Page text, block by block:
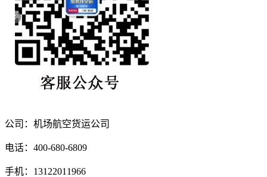
公司：机场航空货运公司
电话：400-680-6809
手机：13122011966